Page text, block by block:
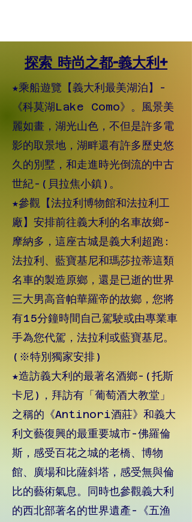
探索 時尚之都-義大利+
★乘船遊覽【義大利最美湖泊】-
《科莫湖Lake Como》。風景美
麗如畫，湖光山色，不但是許多電
影的取景地，湖畔還有許多歷史悠
久的別墅，和走進時光倒流的中古
世紀-(貝拉焦小鎮)。
★參觀【法拉利博物館和法拉利工
廠】安排前往義大利的名車故鄉-
摩納多，這座古城是義大利超跑:
法拉利、藍寶基尼和瑪莎拉蒂這類
名車的製造原鄉，還是已逝的世界
三大男高音帕華羅帝的故鄉，您將
有15分鐘時間自己駕駛或由專業車
手為您代駕，法拉利或藍寶基尼。
(※特別獨家安排)
★造訪義大利的最著名酒鄉-(托斯
卡尼)，拜訪有「葡萄酒大教堂」
之稱的《Antinori酒莊》和義大
利文藝復興的最重要城市-佛羅倫
斯，感受百花之城的老橋、博物
館、廣場和比薩斜塔，感受無與倫
比的藝術氣息。同時也參觀義大利
的西北部著名的世界遺產-《五渔